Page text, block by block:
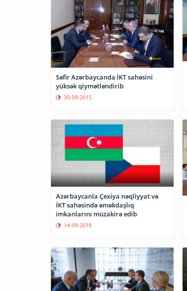
Səfir Azərbaycanda İKT sahəsini
yüksək qiymətləndirib
30-09-2015
Azərbaycanla Çexiya nəqliyyat və
İKT sahəsində əməkdaşlıq
imkanlarını müzakirə edib
14-09-2018